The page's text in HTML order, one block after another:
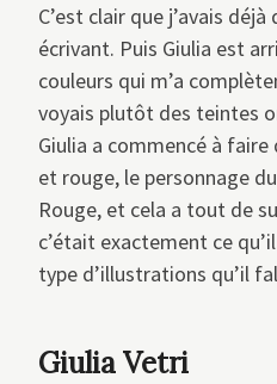
C’est clair que j’avais
écrivant. Puis Giulia est
couleurs qui m’a
voyais plutôt des teintes
Giulia a commencé à
et rouge, le personnage
Rouge, et cela a tout de
c’était exactement ce
type d’illustrations qu’il
Giulia Vetri